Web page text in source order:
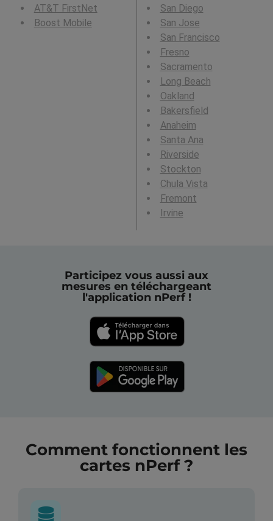
AT&T FirstNet
Boost Mobile
San Diego
San Jose
San Francisco
Fresno
Sacramento
Long Beach
Oakland
Bakersfield
Anaheim
Santa Ana
Riverside
Stockton
Chula Vista
Fremont
Irvine
Participez vous aussi aux
mesures en téléchargeant
l'application nPerf !
Comment fonctionnent les
cartes nPerf ?